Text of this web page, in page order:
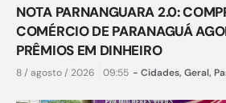
NOTA PARNANGUARA 2.0:
COMÉRCIO DE PARANAGUÁ
PRÊMIOS EM DINHEIRO
8 / agosto / 2026 09:55 - Cidades, Geral,